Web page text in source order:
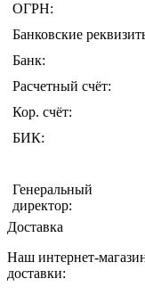
ОГРН:
Банковские
Банк:
Расчетный счёт:
Кор. счёт:
БИК:
Генеральный
директор:
Доставка
Наш интернет-
доставки: